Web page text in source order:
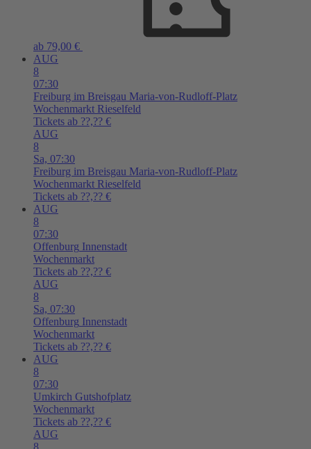
ab 79,00 €
AUG
8
07:30
Freiburg im Breisgau Maria-von-Rudloff-Platz
Wochenmarkt Rieselfeld
Tickets ab ??,?? €
AUG
8
Sa, 07:30
Freiburg im Breisgau Maria-von-Rudloff-Platz
Wochenmarkt Rieselfeld
Tickets ab ??,?? €
AUG
8
07:30
Offenburg Innenstadt
Wochenmarkt
Tickets ab ??,?? €
AUG
8
Sa, 07:30
Offenburg Innenstadt
Wochenmarkt
Tickets ab ??,?? €
AUG
8
07:30
Umkirch Gutshofplatz
Wochenmarkt
Tickets ab ??,?? €
AUG
8